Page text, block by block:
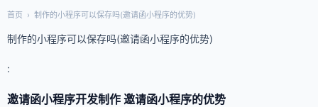
首页 › 制作的小程序可以保存吗(邀请函小程序的优势)
制作的小程序可以保存吗(邀请函小程序的优势)
:
邀请函小程序开发制作 邀请函小程序的优势